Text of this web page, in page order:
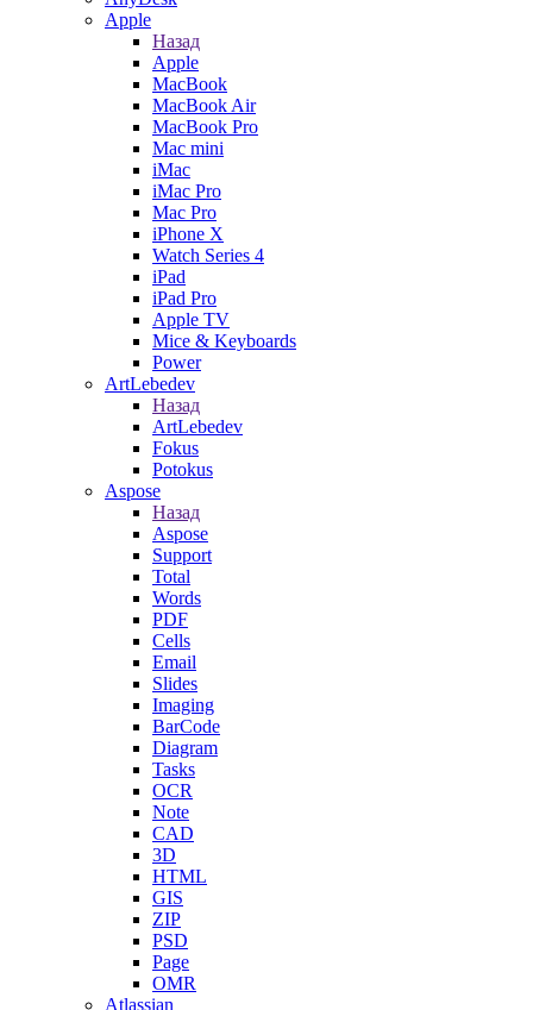
Apple
Назад
Apple
MacBook
MacBook Air
MacBook Pro
Mac mini
iMac
iMac Pro
Mac Pro
iPhone X
Watch Series 4
iPad
iPad Pro
Apple TV
Mice & Keyboards
Power
ArtLebedev
Назад
ArtLebedev
Fokus
Potokus
Aspose
Назад
Aspose
Support
Total
Words
PDF
Cells
Email
Slides
Imaging
BarCode
Diagram
Tasks
OCR
Note
CAD
3D
HTML
GIS
ZIP
PSD
Page
OMR
Atlassian